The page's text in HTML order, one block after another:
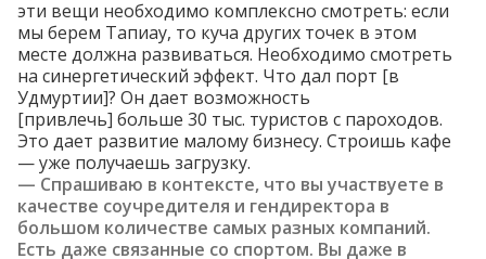
эти вещи необходимо комплексно смотреть: если
мы берем Тапиау, то куча других точек в этом
месте должна развиваться. Необходимо смотреть
на синергетический эффект. Что дал порт [в
Удмуртии]? Он дает возможность
[привлечь] больше 30 тыс. туристов с пароходов.
Это дает развитие малому бизнесу. Строишь кафе
— уже получаешь загрузку.
— Спрашиваю в контексте, что вы участвуете в
качестве соучредителя и гендиректора в
большом количестве самых разных компаний.
Есть даже связанные со спортом. Вы даже в